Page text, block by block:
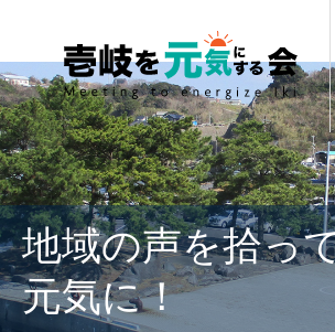
地域の声を拾っ
元気に！